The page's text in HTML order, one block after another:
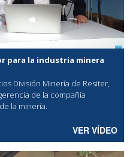
para la industria minera
División Minería de Resiter,
de la compañía
la minería.
VER VÍDEO